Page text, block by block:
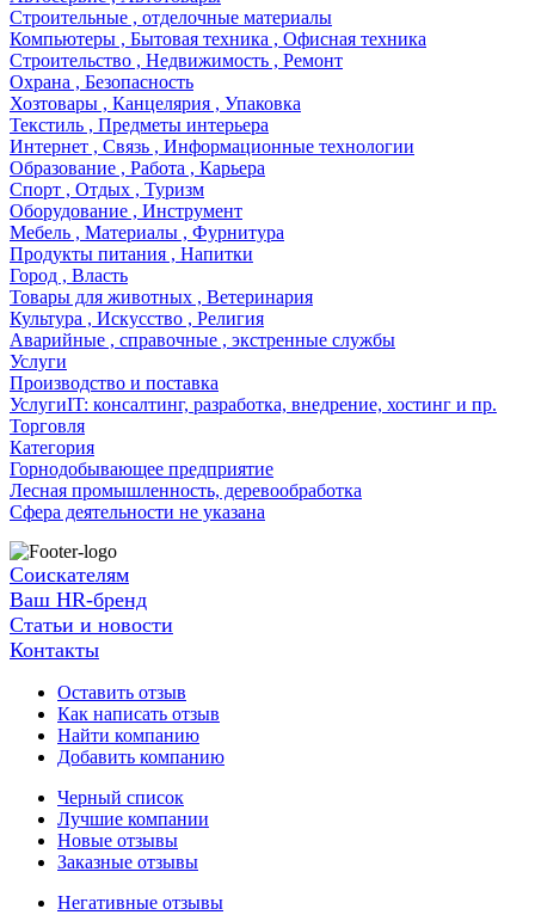
Строительные , отделочные материалы
Компьютеры , Бытовая техника , Офисная техника
Строительство , Недвижимость , Ремонт
Охрана , Безопасность
Хозтовары , Канцелярия , Упаковка
Текстиль , Предметы интерьера
Интернет , Связь , Информационные технологии
Образование , Работа , Карьера
Спорт , Отдых , Туризм
Оборудование , Инструмент
Мебель , Материалы , Фурнитура
Продукты питания , Напитки
Город , Власть
Товары для животных , Ветеринария
Культура , Искусство , Религия
Аварийные , справочные , экстренные службы
Услуги
Производство и поставка
УслугиIT: консалтинг, разработка, внедрение, хостинг и пр.
Торговля
Категория
Горнодобывающее предприятие
Лесная промышленность, деревообработка
Сфера деятельности не указана
Соискателям
Ваш HR-бренд
Статьи и новости
Контакты
Оставить отзыв
Как написать отзыв
Найти компанию
Добавить компанию
Черный список
Лучшие компании
Новые отзывы
Заказные отзывы
Негативные отзывы